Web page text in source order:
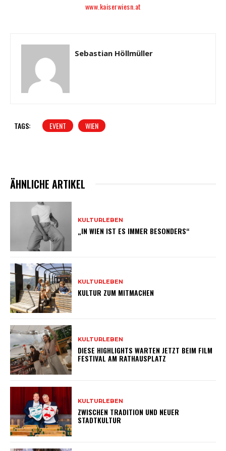
www.kaiserwiesn.at
Sebastian Höllmüller
TAGS: EVENT WIEN
ÄHNLICHE ARTIKEL
KULTURLEBEN
„IN WIEN IST ES IMMER BESONDERS“
KULTURLEBEN
KULTUR ZUM MITMACHEN
KULTURLEBEN
DIESE HIGHLIGHTS WARTEN JETZT BEIM FILM
FESTIVAL AM RATHAUSPLATZ
KULTURLEBEN
ZWISCHEN TRADITION UND NEUER
STADTKULTUR